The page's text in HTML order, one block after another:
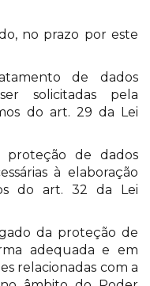
no prazo por este
de dados
solicitadas pela
do art. 29 da Lei
de dados
à elaboração
do art. 32 da Lei
da proteção de
adequada e em
relacionadas com a